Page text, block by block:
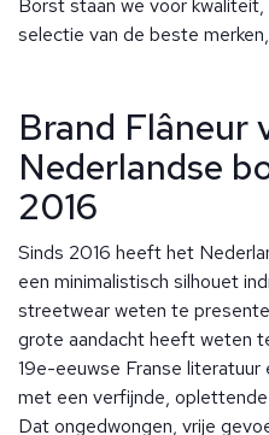
Borst staan we voor
selectie van de beste
Brand Flâneur
Nederlandse
2016
Sinds 2016 heeft het
een minimalistisch silhouet
streetwear weten te
grote aandacht heeft weten
19e-eeuwse Franse
met een verfijnde,
Dat ongedwongen, vrije